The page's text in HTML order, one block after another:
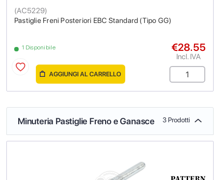
Pastiglie Freni Posteriori EBC Standard (Tipo GG)
(AC5229)
1 Disponibile €28.55
Incl. IVA
AGGIUNGI AL CARRELLO
Minuteria Pastiglie Freno e Ganasce 3 Prodotti